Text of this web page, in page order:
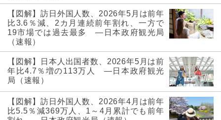
【図解】訪日外国人数、2026年5月は前年
比3.6％減、2カ月連続前年割れ、一方で
19市場では過去最多 ―日本政府観光局
（速報）
【図解】日本人出国者数、2026年5月は前
年比4.7％増の113万人 ―日本政府観光
局（速報）
【図解】訪日外国人数、2026年4月は前年
比5.5％減369万人、1～4月累計でも前年